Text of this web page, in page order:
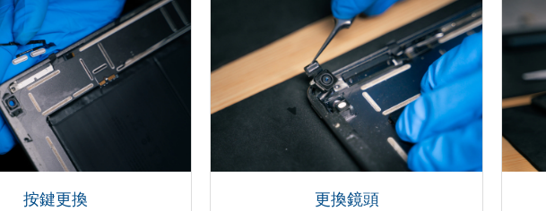
按鍵更換 更換鏡頭